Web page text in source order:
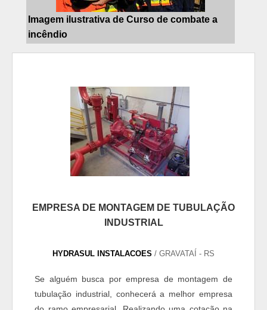
Imagem ilustrativa de Curso de combate a
incêndio
EMPRESA DE MONTAGEM DE TUBULAÇÃO
INDUSTRIAL
HYDRASUL INSTALACOES / GRAVATAÍ - RS
Se alguém busca por empresa de montagem de
tubulação industrial, conhecerá a melhor empresa